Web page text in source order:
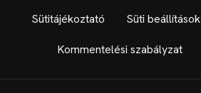
Sütitájékoztató Süti beállítások
Kommentelési szabályzat